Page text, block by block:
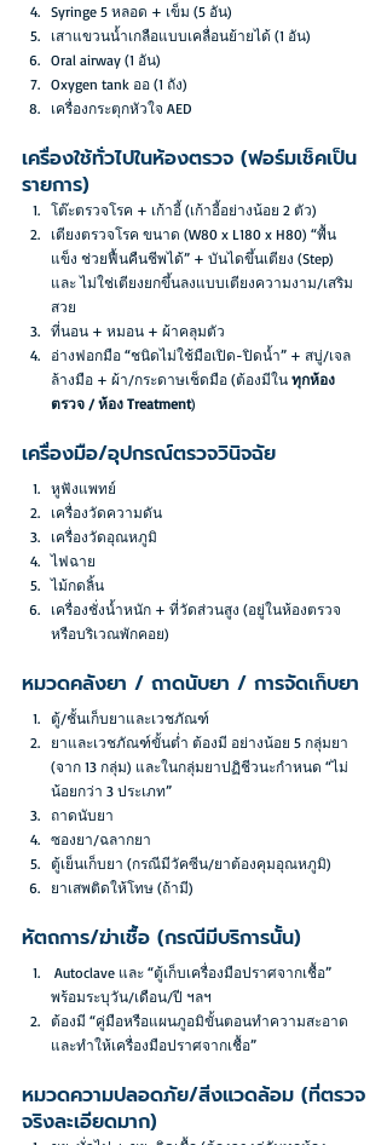
Syringe 5 หลอด + เข็ม (5 อัน)
เสาแขวนน้ำเกลือแบบเคลื่อนย้ายได้ (1 อัน)
Oral airway (1 อัน)
Oxygen tank ออ (1 ถัง)
เครื่องกระตุกหัวใจ AED
เครื่องใช้ทั่วไปในห้องตรวจ (ฟอร์มเช็คเป็น
รายการ)
โต๊ะตรวจโรค + เก้าอี้ (เก้าอี้อย่างน้อย 2 ตัว)
เตียงตรวจโรค ขนาด (W80 x L180 x H80) “พื้น
แข็ง ช่วยฟื้นคืนชีพได้” + บันไดขึ้นเตียง (Step)
และ ไม่ใช่เตียงยกขึ้นลงแบบเตียงความงาม/เสริม
สวย
ที่นอน + หมอน + ผ้าคลุมตัว
อ่างฟอกมือ “ชนิดไม่ใช้มือเปิด-ปิดน้ำ” + สบู่/เจล
ล้างมือ + ผ้า/กระดาษเช็ดมือ (ต้องมีใน ทุกห้อง
ตรวจ / ห้อง Treatment)
เครื่องมือ/อุปกรณ์ตรวจวินิจฉัย
หูฟังแพทย์
เครื่องวัดความดัน
เครื่องวัดอุณหภูมิ
ไฟฉาย
ไม้กดลิ้น
เครื่องชั่งน้ำหนัก + ที่วัดส่วนสูง (อยู่ในห้องตรวจ
หรือบริเวณพักคอย)
หมวดคลังยา / ถาดนับยา / การจัดเก็บยา
ตู้/ชั้นเก็บยาและเวชภัณฑ์
ยาและเวชภัณฑ์ขั้นต่ำ ต้องมี อย่างน้อย 5 กลุ่มยา
(จาก 13 กลุ่ม) และในกลุ่มยาปฏิชีวนะกำหนด “ไม่
น้อยกว่า 3 ประเภท”
ถาดนับยา
ซองยา/ฉลากยา
ตู้เย็นเก็บยา (กรณีมีวัคซีน/ยาต้องคุมอุณหภูมิ)
ยาเสพติดให้โทษ (ถ้ามี)
หัตถการ/ฆ่าเชื้อ (กรณีมีบริการนั้น)
พร้อมระบุวัน/เดือน/ปี ฯลฯ
ต้องมี “คู่มือหรือแผนภูอมิขั้นตอนทำความสะอาด
และทำให้เครื่องมือปราศจากเชื้อ”
หมวดความปลอดภัย/สิ่งแวดล้อม (ที่ตรวจ
จริงละเอียดมาก)